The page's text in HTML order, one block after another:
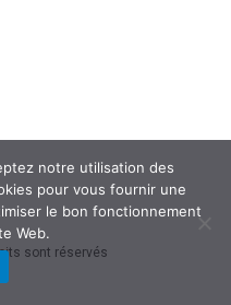
sont réservés
notre utilisation des
pour vous fournir une
le bon fonctionnement
Web.